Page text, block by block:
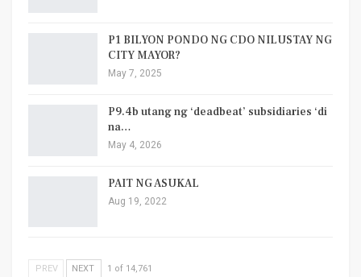
P1 BILYON PONDO NG CDO NILUSTAY NG
CITY MAYOR?
May 7, 2025
P9.4b utang ng ‘deadbeat’ subsidiaries ‘di
na…
May 4, 2026
PAIT NG ASUKAL
Aug 19, 2022
PREV NEXT 1 of 14,761